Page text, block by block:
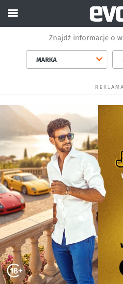
Znajdź informacje o
MARKA
REKLAMA